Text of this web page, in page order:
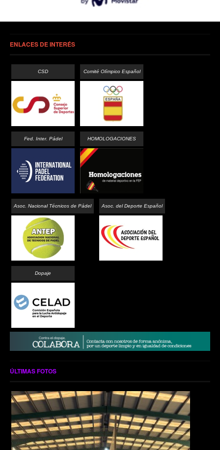
ENLACES DE INTERÉS
CSD Comité Olímpico Español
Fed. Inter. Pádel HOMOLOGACIONES
Asoc. Nacional Técnicos de Pádel Asoc. del Deporte Español
Dopaje
ÚLTIMAS FOTOS